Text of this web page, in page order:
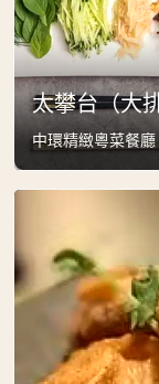
太攀台（大
中環精緻粵菜餐廳